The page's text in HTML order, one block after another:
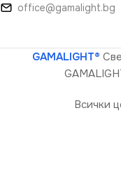
office@gamalight.bg
GAMALIGHT®
Всички